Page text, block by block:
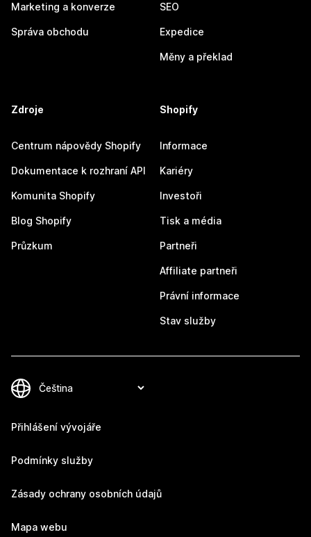
Marketing a konverze
Správa obchodu
SEO
Expedice
Měny a překlad
Zdroje
Centrum nápovědy Shopify
Dokumentace k rozhraní API
Komunita Shopify
Blog Shopify
Průzkum
Shopify
Informace
Kariéry
Investoři
Tisk a média
Partneři
Affiliate partneři
Právní informace
Stav služby
Přihlášení vývojáře
Podmínky služby
Zásady ochrany osobních údajů
Mapa webu